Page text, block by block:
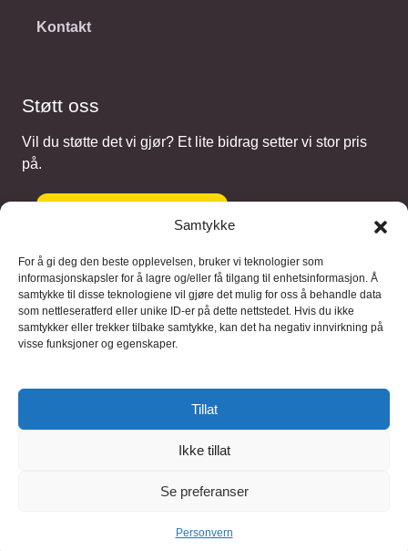
Samtykke
For å gi deg den beste opplevelsen, bruker vi teknologier som
informasjonskapsler for å lagre og/eller få tilgang til enhetsinformasjon. Å
samtykke til disse teknologiene vil gjøre det mulig for oss å behandle data
som nettleseratferd eller unike ID-er på dette nettstedet. Hvis du ikke
samtykker eller trekker tilbake samtykke, kan det ha negativ innvirkning på
visse funksjoner og egenskaper.
Tillat
Ikke tillat
Se preferanser
Personvern
Kontakt
Støtt oss
Vil du støtte det vi gjør? Et lite bidrag setter vi stor pris
på.
Gi et bidrag
Samarbeidspartnere
Blaaregn – digitale tjenester